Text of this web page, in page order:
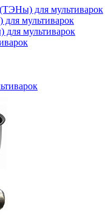
для мультиварок
для мультиварок
для мультиварок